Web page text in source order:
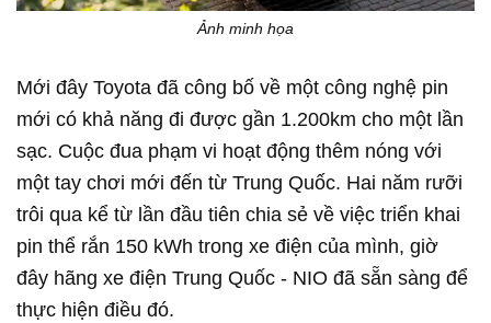
Ảnh minh họa
Mới đây Toyota đã công bố về một công nghệ pin
mới có khả năng đi được gần 1.200km cho một lần
sạc. Cuộc đua phạm vi hoạt động thêm nóng với
một tay chơi mới đến từ Trung Quốc. Hai năm rưỡi
trôi qua kể từ lần đầu tiên chia sẻ về việc triển khai
pin thể rắn 150 kWh trong xe điện của mình, giờ
đây hãng xe điện Trung Quốc - NIO đã sẵn sàng để
thực hiện điều đó.